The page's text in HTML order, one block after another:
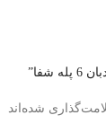
شده‌اند